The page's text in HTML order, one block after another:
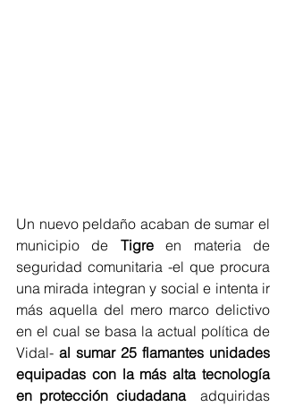
Un nuevo peldaño acaban de sumar el
municipio de Tigre en materia de
seguridad comunitaria -el que procura
una mirada integran y social e intenta ir
más aquella del mero marco delictivo
en el cual se basa la actual política de
Vidal- al sumar 25 flamantes unidades
equipadas con la más alta tecnología
en protección ciudadana
adquiridas